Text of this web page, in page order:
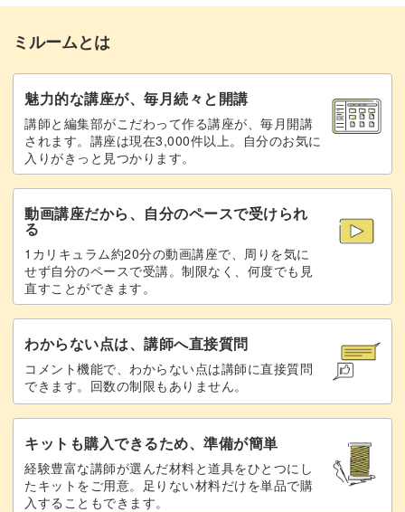
汎用性が高いアイテムに仕上がると、作り甲斐があります
よね♪
アイロンのかけ方から縫い方まで丁寧に解説するので、初
心者さんもぜひチャレンジしてくださいね！
大きな刺繍作品ですが、ご自身のペースで進めていただけ
れば大丈夫です♪
一緒に楽しんで作業していきましょう！
返し口を縫い袋口を整える 23:20
ひも通し口を固定する
ミシンで2周縫う
全体にアイロンをかける 30:05
ひも通し口にリボンを通す 30:56
完成♪ 33:57
ミルームとは
魅力的な講座が、毎月続々と開講
講師と編集部がこだわって作る講座が、毎月開講
されます。講座は現在3,000件以上。自分のお気に
入りがきっと見つかります。
動画講座だから、自分のペースで受けられ
る
1カリキュラム約20分の動画講座で、周りを気に
せず自分のペースで受講。制限なく、何度でも見
直すことができます。
わからない点は、講師へ直接質問
コメント機能で、わからない点は講師に直接質問
できます。回数の制限もありません。
キットも購入できるため、準備が簡単
経験豊富な講師が選んだ材料と道具をひとつにし
たキットをご用意。足りない材料だけを単品で購
入することもできます。